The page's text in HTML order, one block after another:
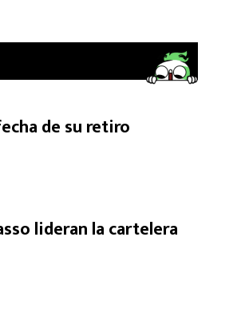
de su retiro
lideran la cartelera